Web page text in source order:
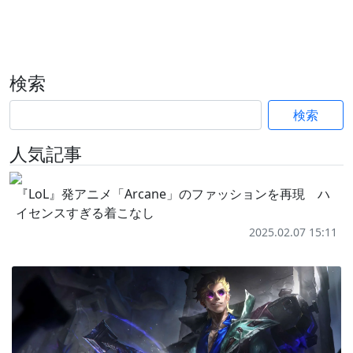
検索
検索
人気記事
『LoL』発アニメ「Arcane」のファッションを再現 ハ
イセンスすぎる着こなし
2025.02.07 15:11